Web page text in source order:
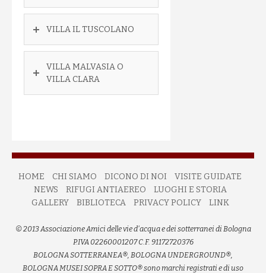
VILLA IL TUSCOLANO
VILLA MALVASIA O
VILLA CLARA
HOME CHI SIAMO DICONO DI NOI
VISITE GUIDATE
NEWS
RIFUGI ANTIAEREO
LUOGHI E STORIA
GALLERY
BIBLIOTECA PRIVACY POLICY LINK
© 2013 Associazione Amici delle vie d'acqua e dei sotterranei di Bologna
P.IVA 02260001207 C.F. 91172720376
BOLOGNA SOTTERRANEA®, BOLOGNA UNDERGROUND®,
BOLOGNA MUSEI SOPRA E SOTTO® sono marchi registrati e di uso